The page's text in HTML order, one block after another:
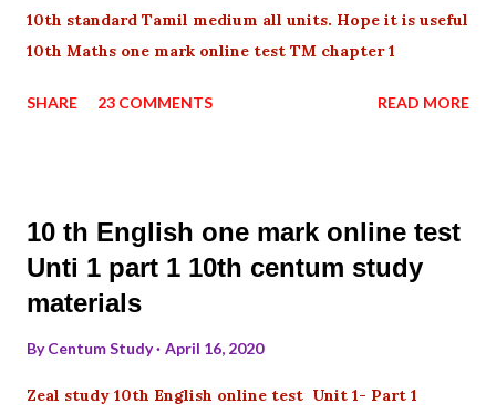
10th standard Tamil medium all units. Hope it is useful
10th Maths one mark online test TM chapter 1
SHARE 23 COMMENTS READ MORE
10 th English one mark online test
Unti 1 part 1 10th centum study
materials
ByCentum Study April 16, 2020
Zeal study 10th English online test Unit 1- Part 1